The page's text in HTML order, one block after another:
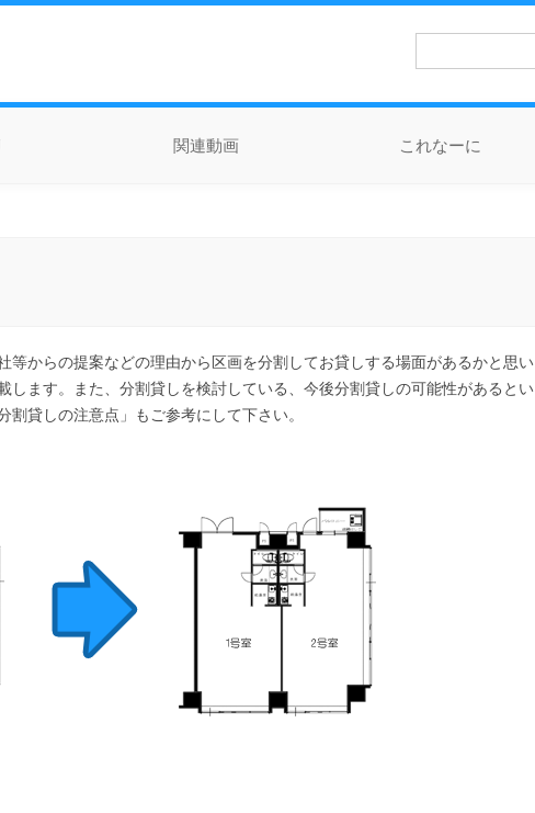
検
関連動画 これなーに
等からの提案などの理由から区画を分割してお貸しする場面があるかと思い
します。また、分割貸しを検討している、今後分割貸しの可能性があるとい
貸しの注意点」もご参考にして下さい。